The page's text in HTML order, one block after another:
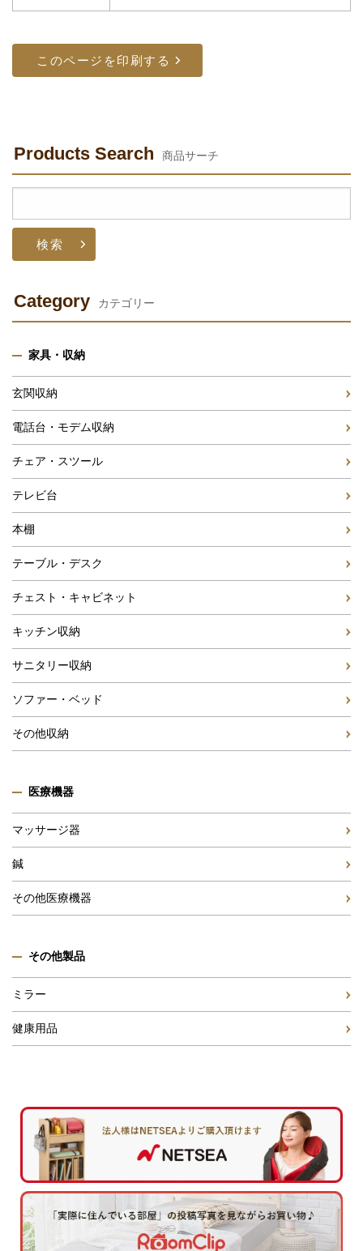
Products Search 商品サーチ
Category カテゴリー
家具・収納
玄関収納
電話台・モデム収納
チェア・スツール
テレビ台
本棚
テーブル・デスク
チェスト・キャビネット
キッチン収納
サニタリー収納
ソファー・ベッド
その他収納
医療機器
マッサージ器
鍼
その他医療機器
その他製品
ミラー
健康用品